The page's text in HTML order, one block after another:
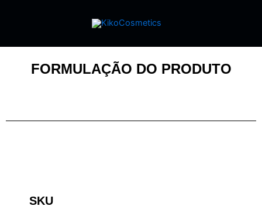
FORMULAÇÃO DO PRODUTO
SKU